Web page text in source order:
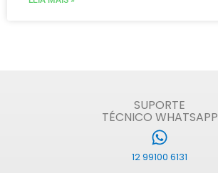
SUPORTE
TÉCNICO WHATSAPP
12 99100 6131